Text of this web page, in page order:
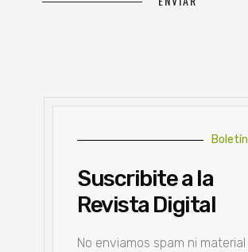
Boletín
Suscribite a la
Revista Digital
No enviamos spam ni material